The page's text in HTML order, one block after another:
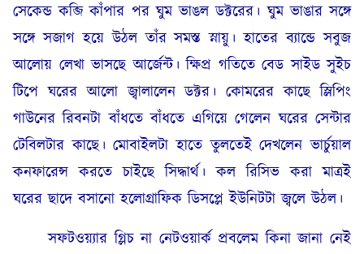
সেকেন্ড কব্জি কাঁপার পর ঘুম ভাঙল ডক্টরের। ঘুম ভাঙার সঙ্গে
সঙ্গে সজাগ হয়ে উঠল তাঁর সমস্ত স্নায়ু। হাতের ব্যান্ডে সবুজ
আলোয় লেখা ভাসছে আর্জেন্ট। ক্ষিপ্র গতিতে বেড সাইড সুইচ
টিপে ঘরের আলো জ্বালালেন ডক্টর। কোমরের কাছে স্লিপিং
গাউনের রিবনটা বাঁধতে বাঁধতে এগিয়ে গেলেন ঘরের সেন্টার
টেবিলটার কাছে। মোবাইলটা হাতে তুলতেই দেখলেন ভার্চুয়াল
কনফারেন্স করতে চাইছে সিদ্ধার্থ। কল রিসিভ করা মাত্রই
ঘরের ছাদে বসানো হলোগ্রাফিক ডিসপ্লে ইউনিটটা জ্বলে উঠল।
সফটওয়্যার গ্লিচ না নেটওয়ার্ক প্রবলেম কিনা জানা নেই